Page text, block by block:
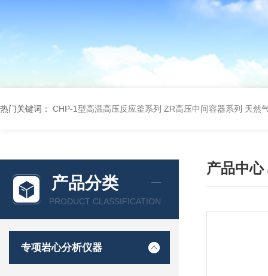
热门关键词： CHP-1型高温高压反应釜系列 ZR高压中间容器系列 天然
产品分类
PRODUCT CLASSIFICATION
专项岩心分析仪器
产品中心